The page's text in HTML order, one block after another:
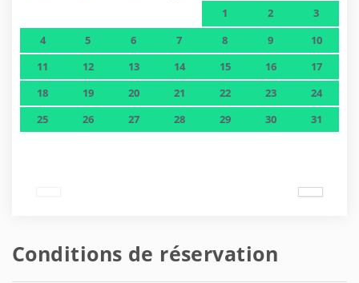
1 2
3
4
5 6 7 8 9
10
11
12 13 14 15 16
17
18
19 20 21 22 23
24
25
26 27 28 29 30 31
Conditions de réservation